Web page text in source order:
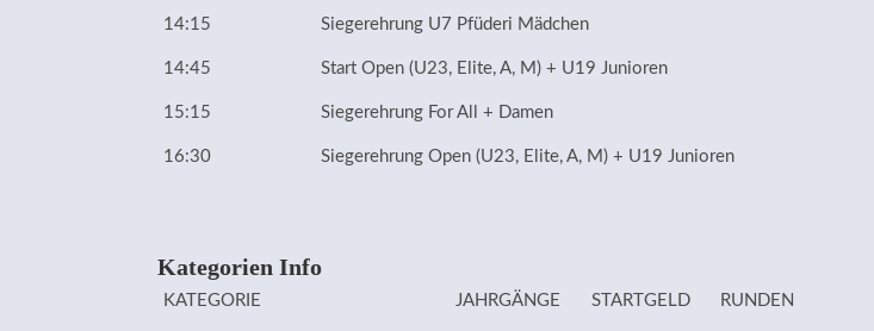
14:15 Siegerehrung U7 Pfüderi Mädchen
14:45 Start Open (U23, Elite, A, M) + U19 Junioren
15:15 Siegerehrung For All + Damen
16:30 Siegerehrung Open (U23, Elite, A, M) + U19 Junioren
Kategorien Info
KATEGORIE JAHRGÄNGE STARTGELD RUNDEN